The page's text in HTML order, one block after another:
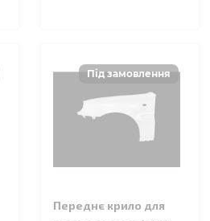
Переднє крило для